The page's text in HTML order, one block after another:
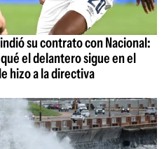
su contrato con Nacional:
el delantero sigue en el
hizo a la directiva